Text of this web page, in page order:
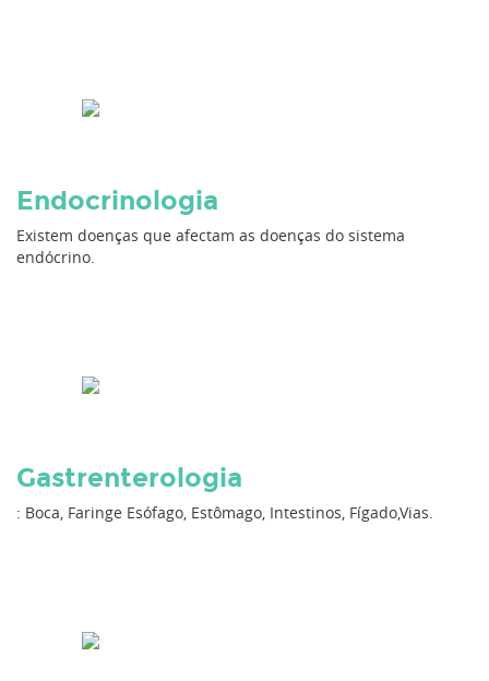
Endocrinologia
Existem doenças que afectam as doenças do sistema
endócrino.
Gastrenterologia
: Boca, Faringe Esófago, Estômago, Intestinos, Fígado,Vias.